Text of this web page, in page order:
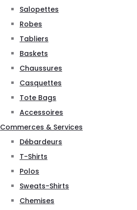
Salopettes
Robes
Tabliers
Baskets
Chaussures
Casquettes
Tote Bags
Accessoires
Commerces & Services
Débardeurs
T-Shirts
Polos
Sweats-Shirts
Chemises